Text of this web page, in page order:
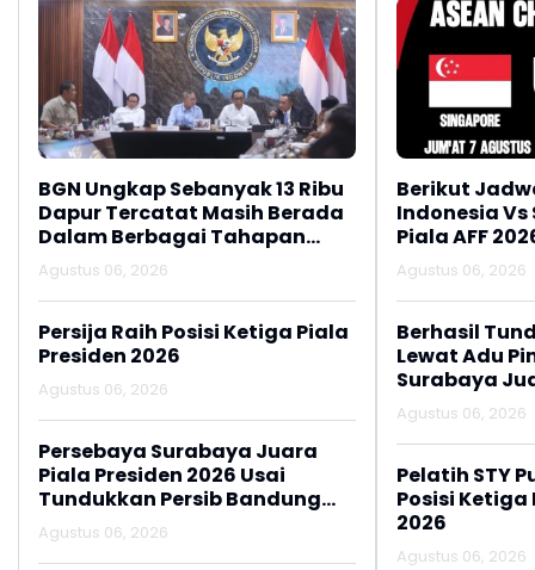
BGN Ungkap Sebanyak 13 Ribu
Dapur Tercatat Masih Berada
Dalam Berbagai Tahapan
Verifikasi dan Belum
Seluruhnya Siap Beroperasi
Agustus 06, 2026
Persija Raih Posisi Ketiga Piala
Presiden 2026
Agustus 06, 2026
Persebaya Surabaya Juara
Piala Presiden 2026 Usai
Tundukkan Persib Bandung
Lewat Adu Penalti
Agustus 06, 2026
Berikut
Indonesia
Piala AFF
Agustus 06, 2026
Berhasil
Lewat Adu
Surabaya
2026
Agustus 06, 2026
Pelatih STY
Posisi Ketiga
2026
Agustus 06, 2026